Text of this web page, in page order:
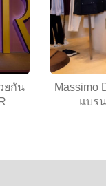
ยกัน
Massimo
แบร